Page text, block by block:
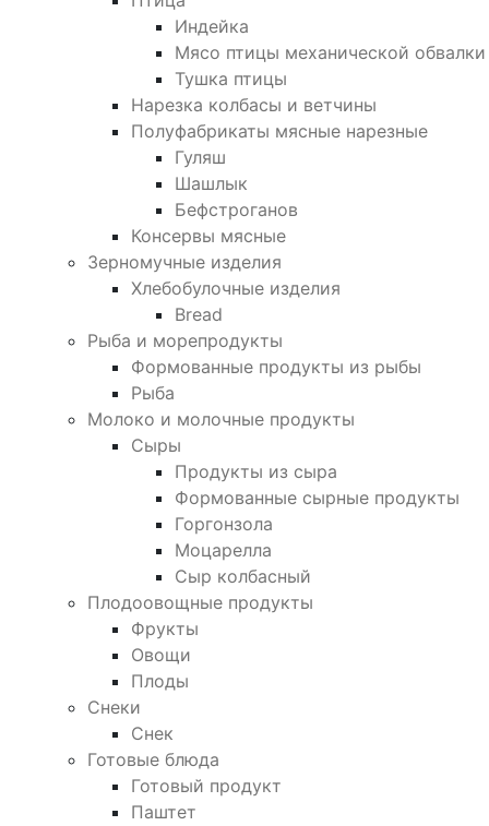
Индейка
Мясо птицы механической обвалки
Тушка птицы
Нарезка колбасы и ветчины
Полуфабрикаты мясные нарезные
Гуляш
Шашлык
Бефстроганов
Консервы мясные
Зерномучные изделия
Хлебобулочные изделия
Bread
Рыба и морепродукты
Формованные продукты из рыбы
Рыба
Молоко и молочные продукты
Сыры
Продукты из сыра
Формованные сырные продукты
Горгонзола
Моцарелла
Сыр колбасный
Плодоовощные продукты
Фрукты
Овощи
Плоды
Снеки
Снек
Готовые блюда
Готовый продукт
Паштет